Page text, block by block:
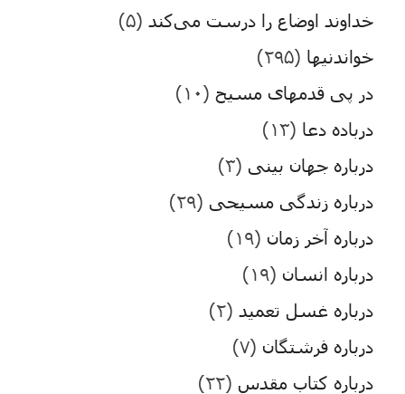
خداوند اوضاع را درست می‌کند (۵)
خواندنیها (۲۹۵)
در پی قدمهای مسیح (۱۰)
درباده دعا (۱۳)
درباره جهان بینی (۳)
درباره زندگی مسیحی (۲۹)
درباره آخر زمان (۱۹)
درباره انسان (۱۹)
درباره غسل تعمید (۲)
درباره فرشتگان (۷)
درباره کتاب مقدس (۲۲)